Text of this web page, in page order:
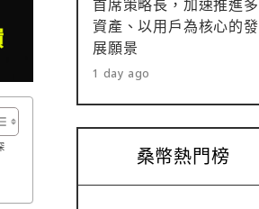
首席策略長，加速推進多
資產、以用戶為核心的發
展願景
1 day ago
桑幣熱門榜